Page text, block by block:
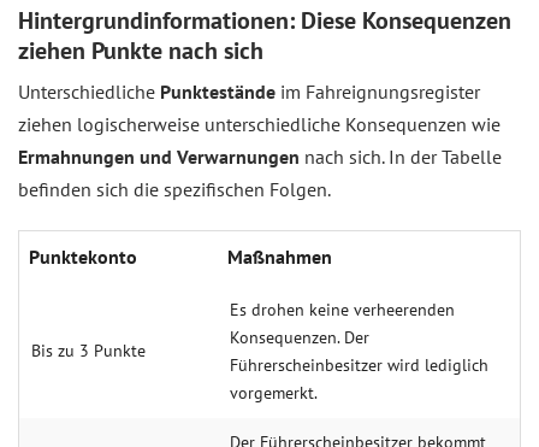
Hintergrundinformationen: Diese Konsequenzen
ziehen Punkte nach sich
Unterschiedliche Punktestände im Fahreignungsregister
ziehen logischerweise unterschiedliche Konsequenzen wie
Ermahnungen und Verwarnungen nach sich. In der Tabelle
befinden sich die spezifischen Folgen.
Punktekonto Maßnahmen
Bis zu 3 Punkte
Es drohen keine verheerenden
Konsequenzen. Der
Führerscheinbesitzer wird lediglich
vorgemerkt.
Der Führerscheinbesitzer bekommt